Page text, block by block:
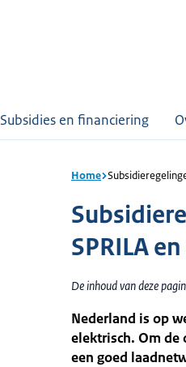
Subsidies en financiering
Home
SPRILA
De inhoud van deze
Nederland is op
elektrisch. Om de
een goed